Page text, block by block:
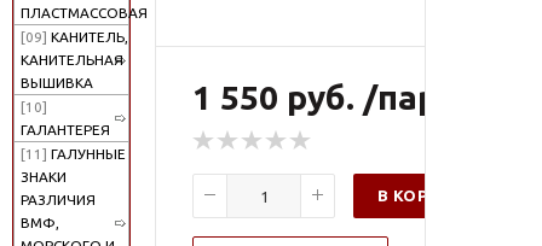
ПЛАСТМАССОВАЯ
[09] КАНИТЕЛЬ,
КАНИТЕЛЬНАЯ
ВЫШИВКА
[10]
ГАЛАНТЕРЕЯ
[11] ГАЛУННЫЕ
ЗНАКИ
РАЗЛИЧИЯ
ВМФ,
1 550 руб. /пар
В КОРЗИНУ